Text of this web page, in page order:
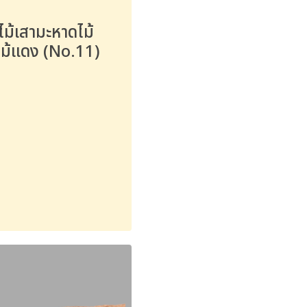
เสามะหาดไม้
ม้แดง (No.11)